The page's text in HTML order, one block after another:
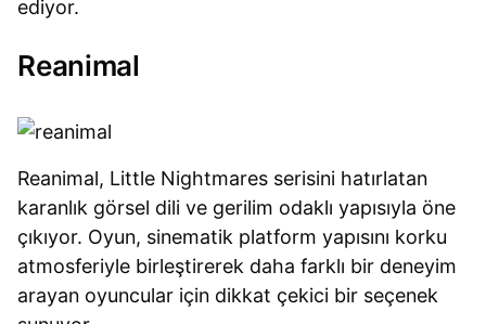
ediyor.
Reanimal
Reanimal, Little Nightmares serisini hatırlatan
karanlık görsel dili ve gerilim odaklı yapısıyla öne
çıkıyor. Oyun, sinematik platform yapısını korku
atmosferiyle birleştirerek daha farklı bir deneyim
arayan oyuncular için dikkat çekici bir seçenek